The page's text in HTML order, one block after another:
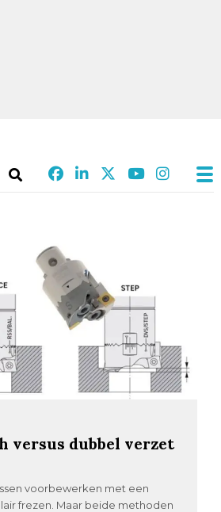
versus dubbel verzet
voorbewerken met een
frezen. Maar beide methoden